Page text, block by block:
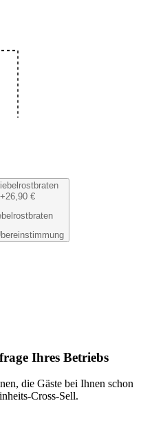
Vorbereitung & Planung—KI-gestützte
+26,90 €
Ihres Betriebs
die Gäste bei Ihnen schon
Cross-Sell.